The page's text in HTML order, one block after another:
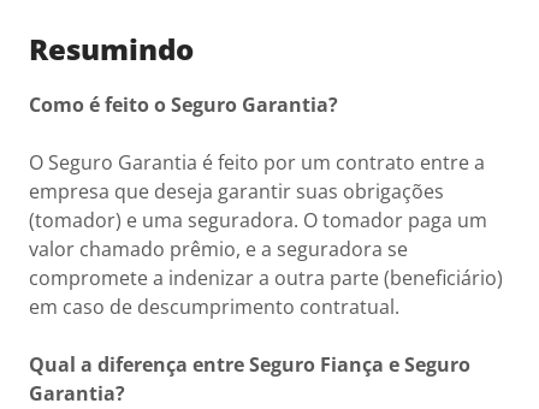
Resumindo
Como é feito o Seguro Garantia?
O Seguro Garantia é feito por um contrato entre a
empresa que deseja garantir suas obrigações
(tomador) e uma seguradora. O tomador paga um
valor chamado prêmio, e a seguradora se
compromete a indenizar a outra parte (beneficiário)
em caso de descumprimento contratual.
Qual a diferença entre Seguro Fiança e Seguro
Garantia?